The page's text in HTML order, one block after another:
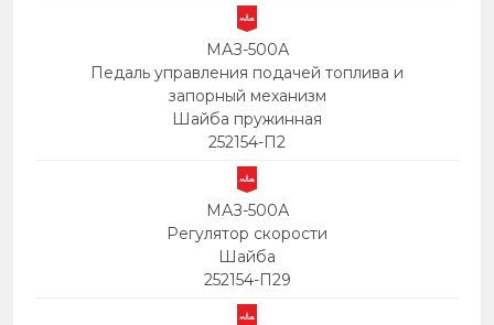
МАЗ-500А
Педаль управления подачей топлива и
запорный механизм
Шайба пружинная
252154-П2
МАЗ-500А
Регулятор скорости
Шайба
252154-П29